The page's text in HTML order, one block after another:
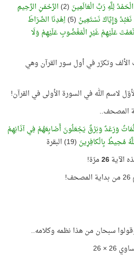
الْحَمْدُ لِلَّهِ رَبِّ الْعَالَمِينَ (2)
الرَّحْمَنِ الرَّحِيمِ
نَعْبُدُ وَإِيَّاكَ نَسْتَعِينُ (5)
اِهْدِنَا الصِّرَاطَ
عَلَيْهِمْ غَيْرِ الْمَغْضُوبِ عَلَيْهِمْ وَلَا
وتكرّر في أول سور القرآن وهي
وَرَعْدٌ وَبَرْقٌ يَجْعَلُونَ أَصْابِعَهُمْ فِي آذَانِهِمْ
مُحِيطٌ بِالْكافِرِينَ (19) البقرة
الآية26مرّة!
سبحان من هذا نظمه وكلامه..